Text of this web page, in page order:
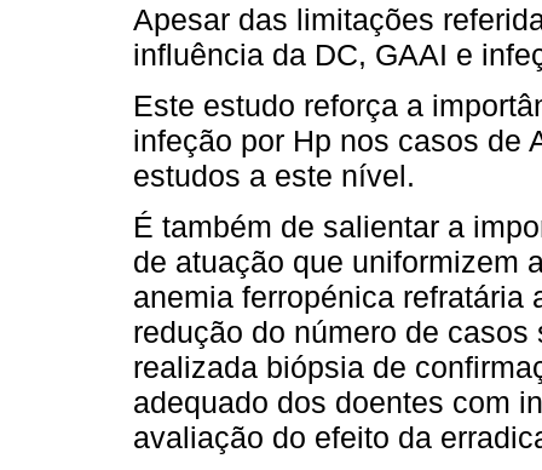
Apesar das limitações
influência da DC, GAAI e
Este estudo reforça a
infeção por Hp nos casos de
estudos a este nível.
É também de salientar a
de atuação que uniformizem
anemia ferropénica refratária
redução do número de
realizada biópsia de
adequado dos doentes com
avaliação do efeito da